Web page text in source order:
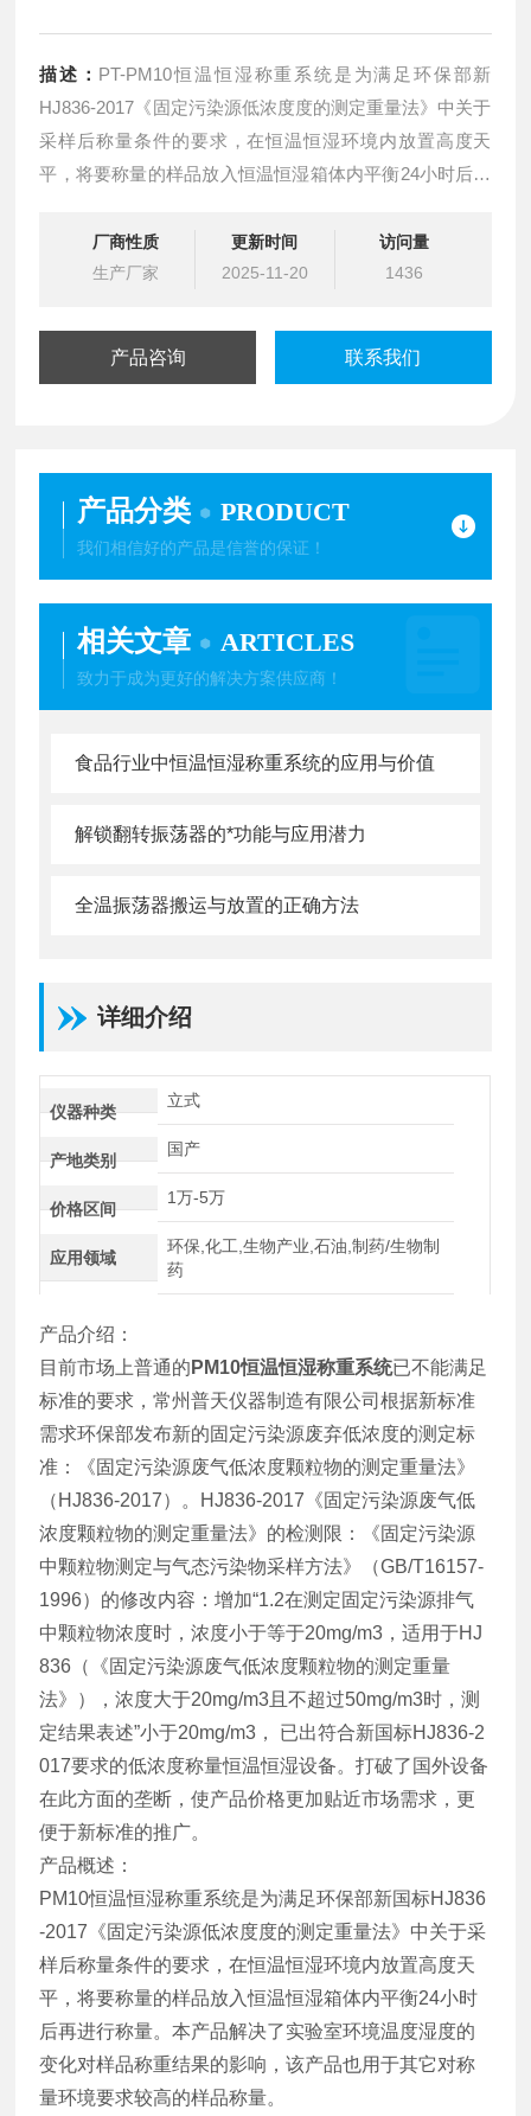
描述： PT-PM10恒温恒湿称重系统是为满足环保部新
HJ836-2017《固定污染源低浓度度的测定重量法》中关于
采样后称量条件的要求，在恒温恒湿环境内放置高度天
平，将要称量的样品放入恒温恒湿箱体内平衡24小时后再
品称重结果的影响，该产品也用于其它对称量环境要求较
高的样品称量。
厂商性质
生产厂家
更新时间
2025-11-20
访问量
1436
产品咨询 联系我们
产品分类 PRODUCT
我们相信好的产品是信誉的保证！
相关文章 ARTICLES
致力于成为更好的解决方案供应商！
食品行业中恒温恒湿称重系统的应用与价值
解锁翻转振荡器的*功能与应用潜力
全温振荡器搬运与放置的正确方法
详细介绍
仪器种类
立式
产地类别
国产
价格区间
1万-5万
应用领域
环保,化工,生物产业,石油,制药/生物制
药
产品介绍：
目前市场上普通的 PM10恒温恒湿称重系统已不能满足
标准的要求，常州普天仪器制造有限公司根据新标准
需求环保部发布新的固定污染源废弃低浓度的测定标
准：《固定污染源废气低浓度颗粒物的测定重量法》
（HJ836-2017）。HJ836-2017《固定污染源废气低
浓度颗粒物的测定重量法》的检测限：《固定污染源
中颗粒物测定与气态污染物采样方法》（GB/T16157-
1996）的修改内容：增加“1.2在测定固定污染源排气
中颗粒物浓度时，浓度小于等于20mg/m3，适用于HJ
836（《固定污染源废气低浓度颗粒物的测定重量
法》），浓度大于20mg/m3且不超过50mg/m3时，测
定结果表述”小于20mg/m3， 已出符合新国标HJ836-2
017要求的低浓度称量恒温恒湿设备。打破了国外设备
在此方面的垄断，使产品价格更加贴近市场需求，更
便于新标准的推广。
产品概述：
PM10恒温恒湿称重系统是为满足环保部新国标HJ836
-2017《固定污染源低浓度度的测定重量法》中关于采
样后称量条件的要求，在恒温恒湿环境内放置高度天
平，将要称量的样品放入恒温恒湿箱体内平衡24小时
后再进行称量。本产品解决了实验室环境温度湿度的
变化对样品称重结果的影响，该产品也用于其它对称
量环境要求较高的样品称量。